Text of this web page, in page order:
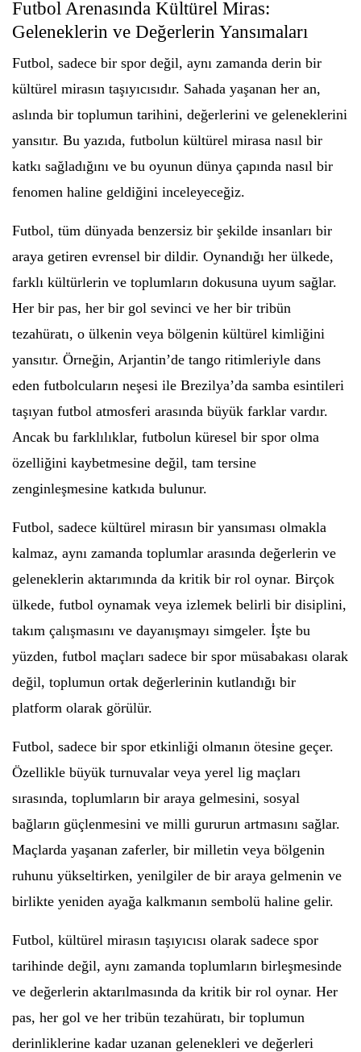
Futbol Arenasında Kültürel Miras:
Geleneklerin ve Değerlerin Yansımaları
Futbol, sadece bir spor değil, aynı zamanda derin bir
kültürel mirasın taşıyıcısıdır. Sahada yaşanan her an,
aslında bir toplumun tarihini, değerlerini ve geleneklerini
yansıtır. Bu yazıda, futbolun kültürel mirasa nasıl bir
katkı sağladığını ve bu oyunun dünya çapında nasıl bir
fenomen haline geldiğini inceleyeceğiz.
Futbol, tüm dünyada benzersiz bir şekilde insanları bir
araya getiren evrensel bir dildir. Oynandığı her ülkede,
farklı kültürlerin ve toplumların dokusuna uyum sağlar.
Her bir pas, her bir gol sevinci ve her bir tribün
tezahüratı, o ülkenin veya bölgenin kültürel kimliğini
yansıtır. Örneğin, Arjantin’de tango ritimleriyle dans
eden futbolcuların neşesi ile Brezilya’da samba esintileri
taşıyan futbol atmosferi arasında büyük farklar vardır.
Ancak bu farklılıklar, futbolun küresel bir spor olma
özelliğini kaybetmesine değil, tam tersine
zenginleşmesine katkıda bulunur.
Futbol, sadece kültürel mirasın bir yansıması olmakla
kalmaz, aynı zamanda toplumlar arasında değerlerin ve
geleneklerin aktarımında da kritik bir rol oynar. Birçok
ülkede, futbol oynamak veya izlemek belirli bir disiplini,
takım çalışmasını ve dayanışmayı simgeler. İşte bu
yüzden, futbol maçları sadece bir spor müsabakası olarak
değil, toplumun ortak değerlerinin kutlandığı bir
platform olarak görülür.
Futbol, sadece bir spor etkinliği olmanın ötesine geçer.
Özellikle büyük turnuvalar veya yerel lig maçları
sırasında, toplumların bir araya gelmesini, sosyal
bağların güçlenmesini ve milli gururun artmasını sağlar.
Maçlarda yaşanan zaferler, bir milletin veya bölgenin
ruhunu yükseltirken, yenilgiler de bir araya gelmenin ve
birlikte yeniden ayağa kalkmanın sembolü haline gelir.
Futbol, kültürel mirasın taşıyıcısı olarak sadece spor
tarihinde değil, aynı zamanda toplumların birleşmesinde
ve değerlerin aktarılmasında da kritik bir rol oynar. Her
pas, her gol ve her tribün tezahüratı, bir toplumun
derinliklerine kadar uzanan gelenekleri ve değerleri